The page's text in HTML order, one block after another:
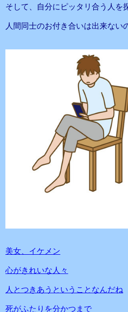
そして、自分にピッタリ合う人を
人間同士のお付き合いは出来ない
美女、イケメン
心がきれいな人々
人とつきあうということなんだね
死がふたりを分かつまで